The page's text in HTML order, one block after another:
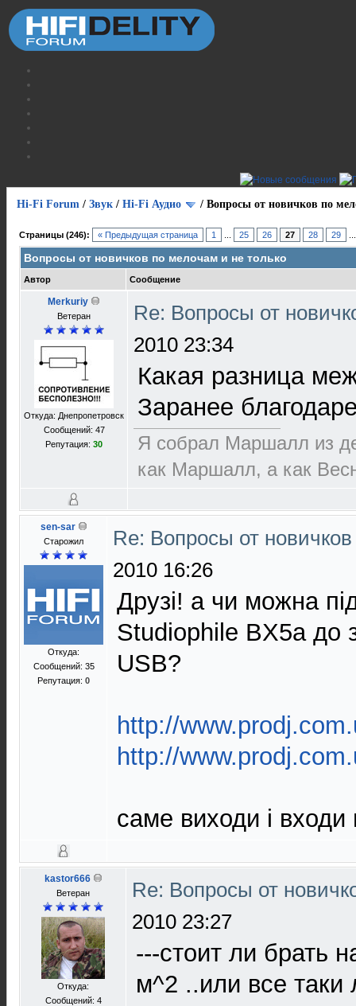
Hi-Fi Forum / Звук / Hi-Fi Аудио / Вопросы от новичков по
Страницы (246): « Предыдущая страница 1 25 26 27 28 29
Вопросы от новичков по мелочам и не только
Автор Сообщение
Merkuriy
Ветеран
Откуда: Днепропетровск
Сообщений: 47
Репутация: 30
Re: Вопросы от
2010 23:34
Какая разница
Заранее
Я собрал Маршалл из
как Маршалл, а как
sen-sar
Старожил
Откуда:
Сообщений: 35
Репутация: 0
Re: Вопросы от
2010 16:26
Друзі! а чи можна
Studiophile BX5a до
USB?
http://
http://
саме виходи і
kastor666
Ветеран
Откуда:
Сообщений: 4
Re: Вопросы от
2010 23:27
---стоит ли брать
м^2 ..или все таки